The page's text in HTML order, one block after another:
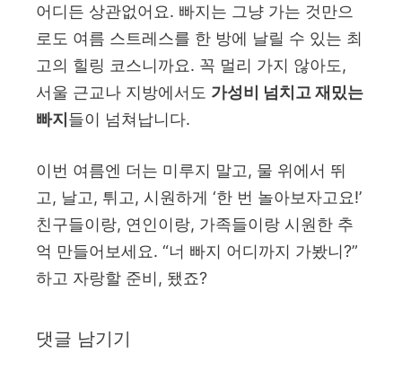
어디든 상관없어요. 빠지는 그냥 가는 것만으
로도 여름 스트레스를 한 방에 날릴 수 있는 최
고의 힐링 코스니까요. 꼭 멀리 가지 않아도,
서울 근교나 지방에서도 가성비 넘치고 재밌는
빠지 들이 넘쳐납니다.
이번 여름엔 더는 미루지 말고, 물 위에서 뛰
고, 날고, 튀고, 시원하게 ‘한 번 놀아보자고요!’
친구들이랑, 연인이랑, 가족들이랑 시원한 추
억 만들어보세요. “너 빠지 어디까지 가봤니?”
하고 자랑할 준비, 됐죠?
댓글 남기기